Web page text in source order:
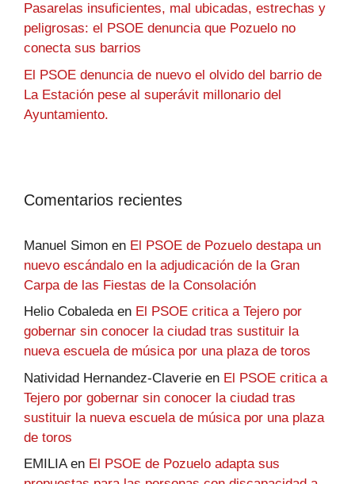
Pasarelas insuficientes, mal ubicadas, estrechas y
peligrosas: el PSOE denuncia que Pozuelo no
conecta sus barrios
El PSOE denuncia de nuevo el olvido del barrio de
La Estación pese al superávit millonario del
Ayuntamiento.
Comentarios recientes
Manuel Simon en El PSOE de Pozuelo destapa un
nuevo escándalo en la adjudicación de la Gran
Carpa de las Fiestas de la Consolación
Helio Cobaledaen El PSOE critica a Tejero por
gobernar sin conocer la ciudad tras sustituir la
nueva escuela de música por una plaza de toros
Natividad Hernandez-Claverie en El PSOE critica a
Tejero por gobernar sin conocer la ciudad tras
sustituir la nueva escuela de música por una plaza
de toros
EMILIAen El PSOE de Pozuelo adapta sus